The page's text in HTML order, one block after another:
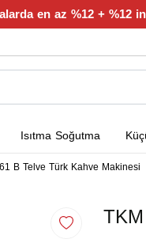
en az %12 + %12
Isıtma Soğutma
B Telve Türk Kahve Makinesi